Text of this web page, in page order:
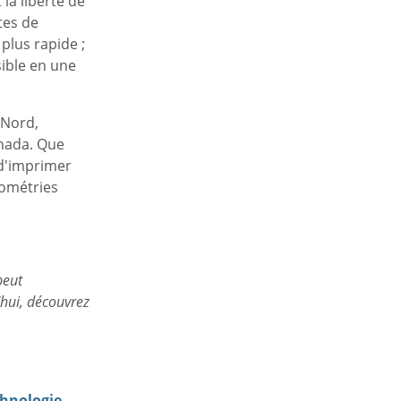
de
rapide ;
en une
Que
découvrez